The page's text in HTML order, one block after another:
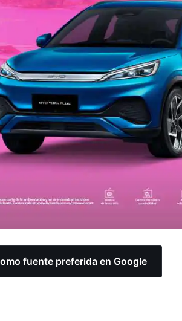
fuente preferida en Google